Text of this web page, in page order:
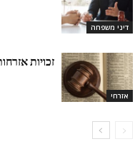
דיני משפחה
אזרחי
זכויות